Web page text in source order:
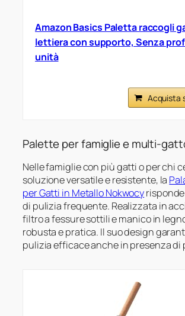
Amazon Basics Paletta raccogli
lettiera con supporto, Senza
unità
Acquista
Palette per famiglie e multi-
Nelle famiglie con più gatti o per chi
soluzione versatile e resistente, la
per Gatti in Metallo Nokwocy
di pulizia frequente. Realizzata in
filtro a fessure sottili e manico in
robusta e pratica. Il suo design
pulizia efficace anche in presenza di